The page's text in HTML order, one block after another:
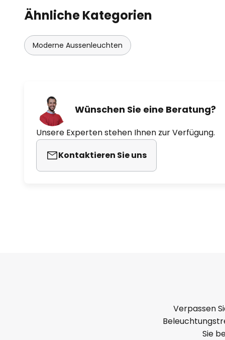
Ähnliche Kategorien
Moderne Aussenleuchten
Wünschen Sie eine Beratung?
Unsere Experten stehen Ihnen zur Verfügung.
Kontaktieren Sie uns
Verpassen
Sie